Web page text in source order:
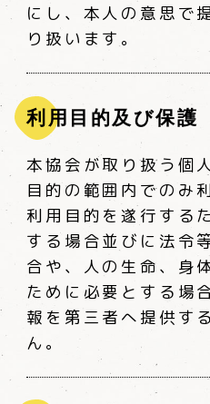
にし、本人の意思で
り扱います。
利用目的及び保護
本協会が取り扱う個
目的の範囲内でのみ
利用目的を遂行する
する場合並びに法令
合や、人の生命、身
ために必要とする場
報を第三者へ提供す
ん。